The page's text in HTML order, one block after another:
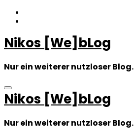
Zum
Inhalt
Nikos [We]bLog
Nur ein weiterer nutzloser Blog.
Nikos [We]bLog
Nur ein weiterer nutzloser Blog.